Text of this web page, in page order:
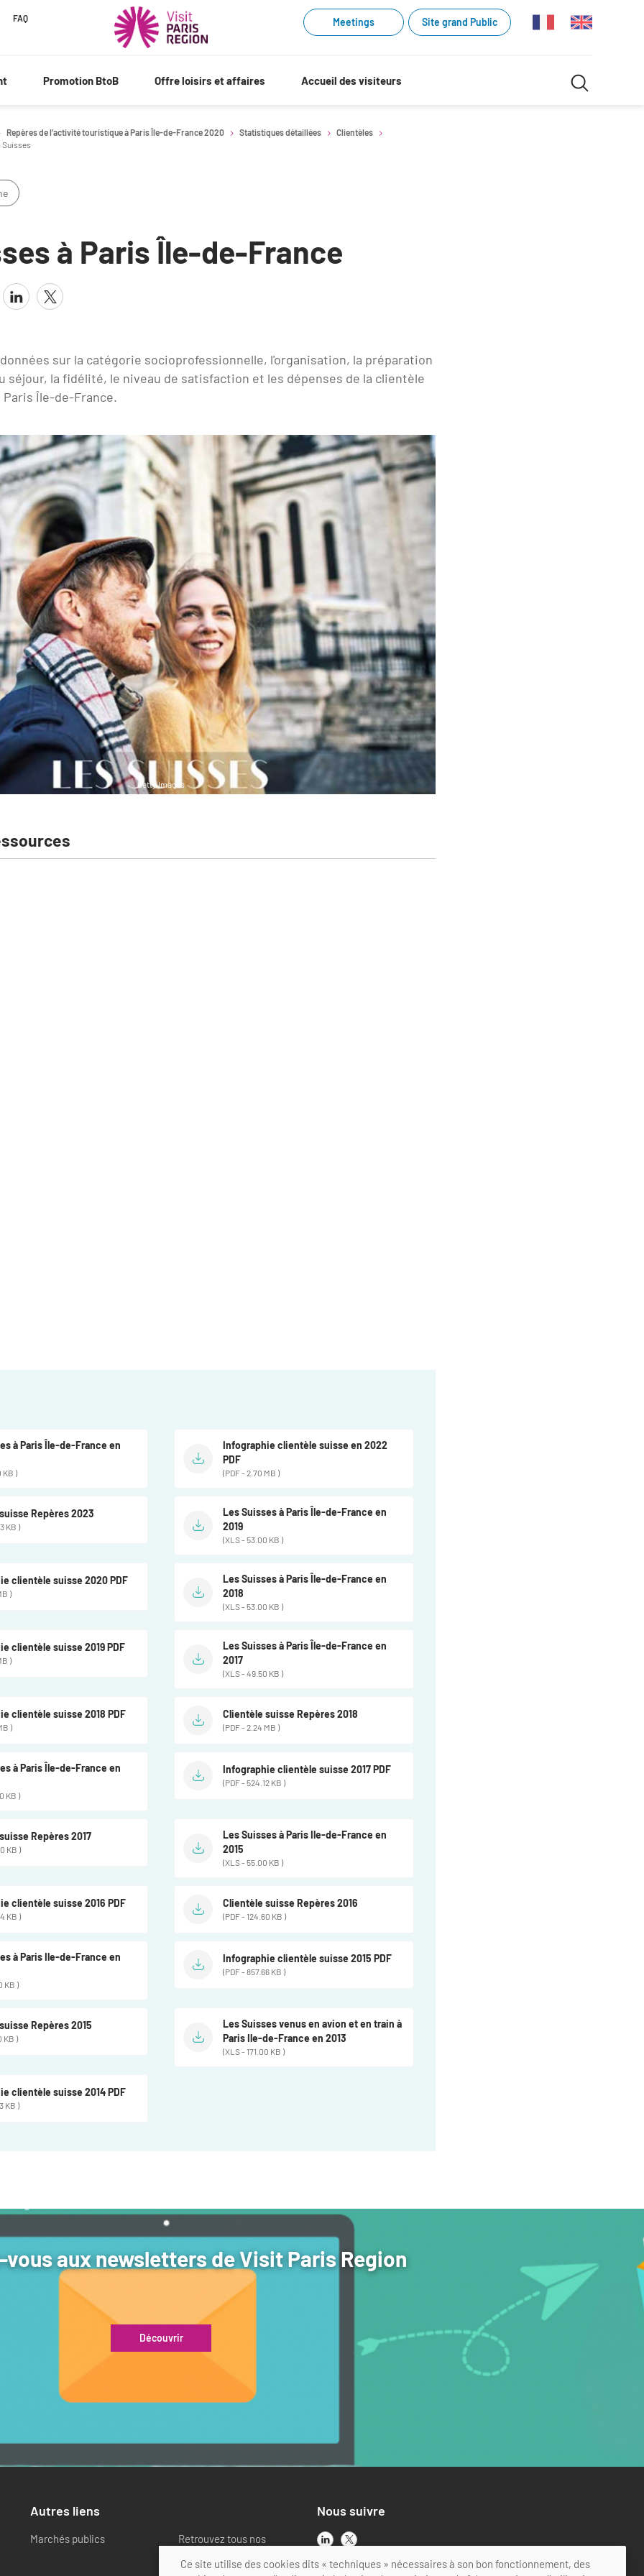
FAQ Meetings Site grand Public
Promotion BtoB Offre loisirs et affaires Accueil des visiteurs Recherche
Repères de l’activité touristique à Paris Île-de-France 2020 Statistiques détaillées
Clientèles
Suisses
à Paris Île-de-France
sur la catégorie socioprofessionnelle, l'organisation, la préparation
séjour, la fidélité, le niveau de satisfaction et les dépenses de la clientèle
Île-de-France.
Getty Images
à Paris Île-de-France en
KB )
Infographie clientèle suisse en 2022
PDF
(PDF - 2.70 MB )
Repères 2023
KB )
Les Suisses à Paris Île-de-France en
2019
(XLS - 53.00 KB )
clientèle suisse 2020 PDF
)
Les Suisses à Paris Île-de-France en
2018
(XLS - 53.00 KB )
clientèle suisse 2019 PDF
)
Les Suisses à Paris Île-de-France en
2017
(XLS - 49.50 KB )
clientèle suisse 2018 PDF
)
Clientèle suisse Repères 2018
(PDF - 2.24 MB )
à Paris Île-de-France en
KB )
Infographie clientèle suisse 2017 PDF
(PDF - 524.12 KB )
Repères 2017
KB )
Les Suisses à Paris Ile-de-France en
2015
(XLS - 55.00 KB )
clientèle suisse 2016 PDF
KB )
Clientèle suisse Repères 2016
(PDF - 124.60 KB )
à Paris Ile-de-France en
KB )
Infographie clientèle suisse 2015 PDF
(PDF - 857.66 KB )
Repères 2015
KB )
Les Suisses venus en avion et en train à
Paris Ile-de-France en 2013
(XLS - 171.00 KB )
clientèle suisse 2014 PDF
KB )
vous aux newsletters de Visit Paris Region
Découvrir
Autres liens
Marchés publics
Retrouvez tous nos
Nous suivre
Ce site utilise des cookies dits « techniques » nécessaires à son bon fonctionnement, des